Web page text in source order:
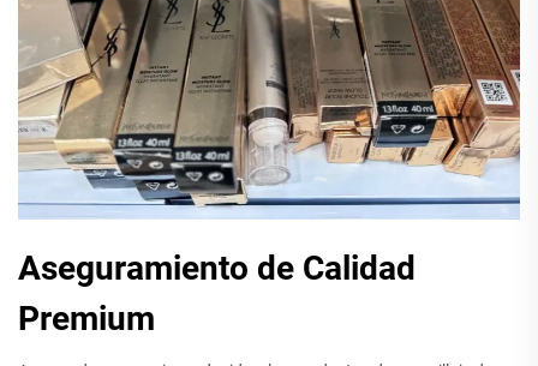
Aseguramiento de Calidad
Premium